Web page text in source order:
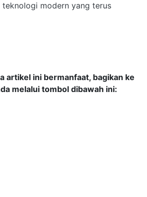
modern yang terus
artikel ini bermanfaat, bagikan ke
melalui tombol dibawah ini: